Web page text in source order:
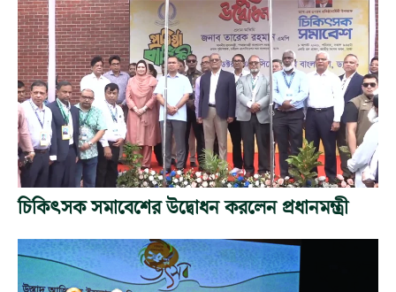
চিকিৎসক সমাবেশের উদ্বোধন করলেন প্রধানমন্ত্রী